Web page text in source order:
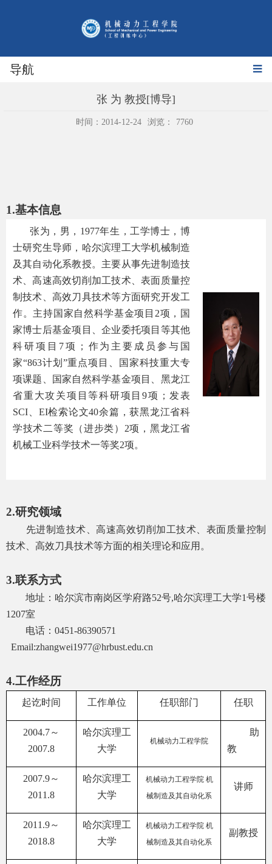
导航
张 为 教授[博导]
时间：2014-12-24 浏览： 7760
1.基本信息
张为，男， 1977年生，工学博士，博
士研究生导师，哈尔滨理工大学机械制造
及其自动化系教授。主要从事先进制造技
术、高速高效切削加工技术、表面质量控
制技术、高效刀具技术等方面研究开发工
作。主持国家自然科学基金项目 2项，国
家博士后基金项目、企业委托项目等其他
科研项目 7项；作为主要成员参与国
家“863计划”重点项目、国家科技重大专
项课题、国家自然科学基金项目、黑龙江
省重大攻关项目等科研项目 9项；发表
SCI
EI检索论文40余篇，获黑龙江省科
学技术二等奖（进步类） 2项，黑龙江省
机械工业科学技术一等奖2项。
2.研究领域
先进制造技术、高速高效切削加工技术、表面质量控制
技术、高效刀具技术等方面的相关理论和应用。
3.联系方式
地址：哈尔滨市南岗区学府路52号,哈尔滨理工大学1号楼
1207室
电话： 0451-86390571
Email:zhangwei1977@hrbust.edu.cn
4.工作经历
起讫时间 工作单位 任职部门 任职
2004.7～
2007.8
哈尔滨理工
大学
机械动力工程学院
助
教
2007.9～
2011.8
哈尔滨理工
大学
机械动力工程学院 机
械制造及其自动化系
讲师
2011.9～
2018.8
哈尔滨理工
大学
机械动力工程学院 机
械制造及其自动化系
副教授